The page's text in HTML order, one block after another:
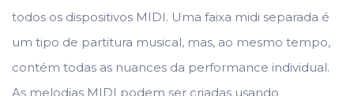
todos os dispositivos MIDI. Uma faixa midi separada é
um tipo de partitura musical, mas, ao mesmo tempo,
contém todas as nuances da performance individual.
As melodias MIDI podem ser criadas usando